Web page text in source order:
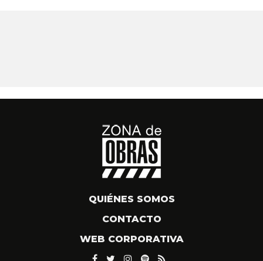
QUIÉNES SOMOS
CONTACTO
WEB CORPORATIVA